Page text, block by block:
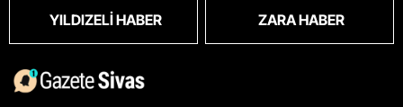
YILDIZELI HABER ZARA HABER